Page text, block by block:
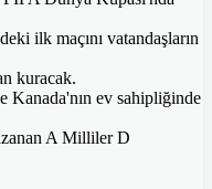
ilk maçını vatandaşların
kuracak.
ev sahipliğinde
A Milliler D